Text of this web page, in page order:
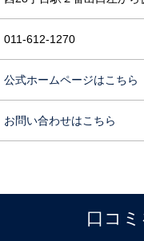
011-612-1270
公式ホームページはこちら
お問い合わせはこちら
口コ